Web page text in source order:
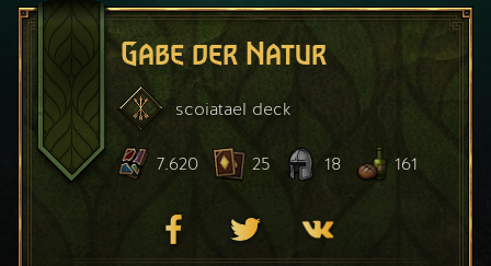
Gabe der Natur
scoiatael deck
7.620 25 18 161